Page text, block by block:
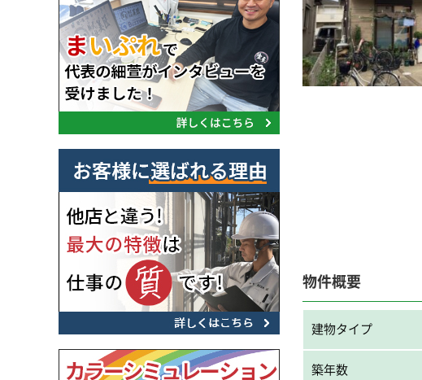
物件概要
建物タイプ
築年数